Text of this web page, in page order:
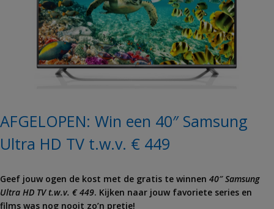
AFGELOPEN: Win een 40″ Samsung
Ultra HD TV t.w.v. € 449
Geef jouw ogen de kost met de gratis te winnen 40″ Samsung
Ultra HD TV t.w.v. € 449. Kijken naar jouw favoriete series en
films was nog nooit zo’n pretje!